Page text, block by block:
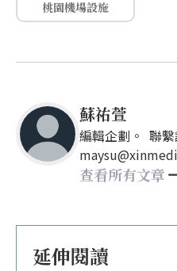
桃園機場設施
蘇祐萱
編輯企劃。 聯繫
查看所有文章
延伸閱讀